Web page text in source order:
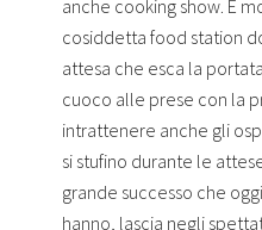
anche cooking show. È
cosiddetta food station
attesa che esca la
cuoco alle prese con la
intrattenere anche gli
si stufino durante le
grande successo che
hanno, lascia negli